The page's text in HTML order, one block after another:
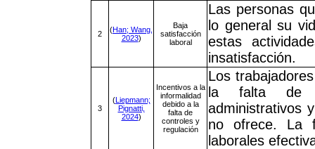
2 (Han; Wang,
2023)
Baja
satisfacción
laboral
Las personas
lo general su
estas
insatisfacción.
3
(Liepmann;
Pignatti,
2024)
Incentivos a la
informalidad
debido a la
falta de
controles y
regulación
Los
la falta de
administrativos
no ofrece. La
laborales